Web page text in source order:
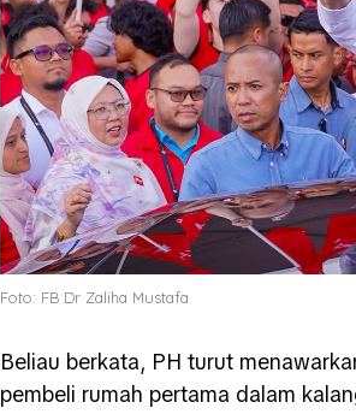
Foto: FB Dr Zaliha Mustafa
Beliau berkata, PH turut
pembeli rumah pertama dalam